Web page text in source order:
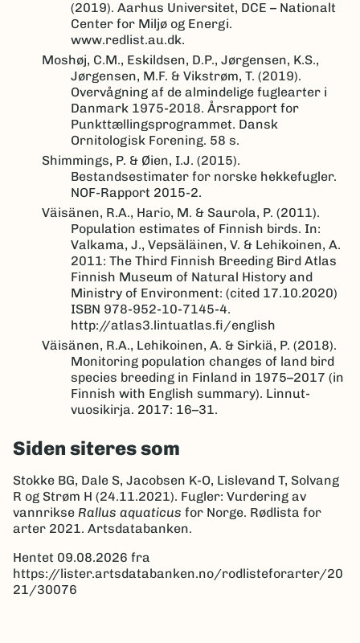
(2019). Aarhus Universitet, DCE – Nationalt
Center for Miljø og Energi.
www.redlist.au.dk.
Moshøj, C.M., Eskildsen, D.P., Jørgensen, K.S.,
Jørgensen, M.F. & Vikstrøm, T. (2019).
Overvågning af de almindelige fuglearter i
Danmark 1975-2018. Årsrapport for
Punkttællingsprogrammet. Dansk
Ornitologisk Forening. 58 s.
Shimmings, P. & Øien, I.J. (2015).
Bestandsestimater for norske hekkefugler.
NOF-Rapport 2015-2.
Väisänen, R.A., Hario, M. & Saurola, P. (2011).
Population estimates of Finnish birds. In:
Valkama, J., Vepsäläinen, V. & Lehikoinen, A.
2011: The Third Finnish Breeding Bird Atlas
Finnish Museum of Natural History and
Ministry of Environment: (cited 17.10.2020)
ISBN 978-952-10-7145-4.
http://atlas3.lintuatlas.fi/english
Väisänen, R.A., Lehikoinen, A. & Sirkiä, P. (2018).
Monitoring population changes of land bird
species breeding in Finland in 1975–2017 (in
Finnish with English summary). Linnut-
vuosikirja. 2017: 16–31.
Siden siteres som
Stokke BG, Dale S, Jacobsen K-O, Lislevand T, Solvang
R og Strøm H (24.11.2021). Fugler: Vurdering av
vannrikse Rallus aquaticus for Norge. Rødlista for
arter 2021. Artsdatabanken.
Hentet 09.08.2026 fra
https://lister.artsdatabanken.no/rodlisteforarter/20
21/30076